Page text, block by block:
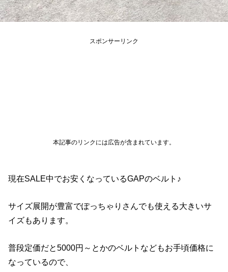
スポンサーリンク
本記事のリンクには広告が含まれています。
現在SALE中でお安くなっているGAPのベルト♪
サイズ展開が豊富でぽっちゃりさんでも使える大きいサ
イズもあります。
普段定価だと5000円～とかのベルトなどもお手頃価格に
なっているので、